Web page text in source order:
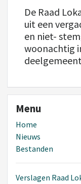
De Raad
uit een
en niet-
woonachtig
Menu
Home
Nieuws
Bestanden
Verslagen Raad